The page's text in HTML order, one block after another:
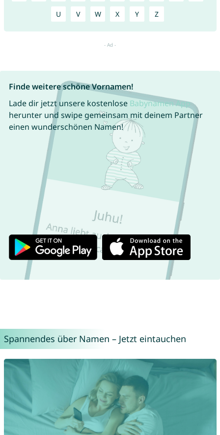
U V W X Y Z
Finde weitere schöne Vornamen!
Lade dir jetzt unsere kostenlose Babynamen App
herunter und swipe gemeinsam mit deinem Partner
einen wunderschönen Namen!
Spannendes über Namen – Jetzt eintauchen